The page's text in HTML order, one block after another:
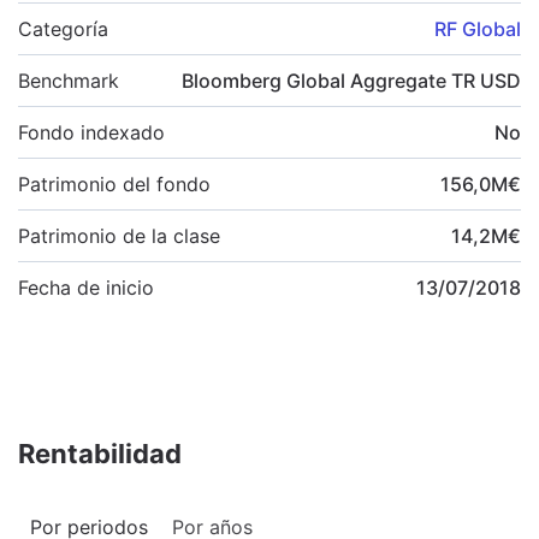
Categoría RF Global
Benchmark Bloomberg Global Aggregate TR USD
Fondo indexado No
Patrimonio del fondo 156,0M€
Patrimonio de la clase 14,2M€
Fecha de inicio 13/07/2018
Rentabilidad
Por periodos Por años